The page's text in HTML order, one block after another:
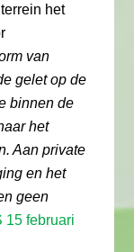
het
van
gelet op de
binnen de
het
Aan private
en het
geen
15 februari